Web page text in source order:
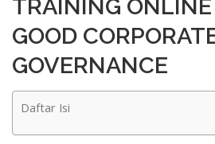
TRAINING
GOOD
GOVERNANCE
Daftar Isi